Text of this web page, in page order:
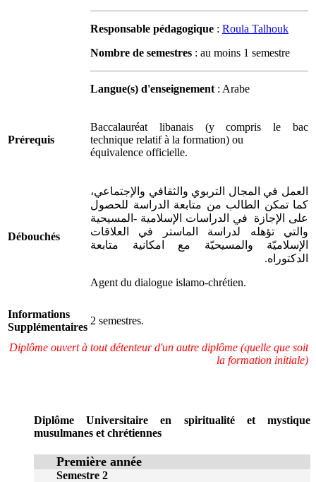
Responsable pédagogique : Roula Talhouk
Nombre de semestres : au moins 1 semestre
Langue(s) d'enseignement: Arabe
Prérequis
Baccalauréat libanais (y compris le bac
technique relatif à la formation) ou
équivalence officielle.
Débouchés
العمل في المجال التربوي والثقافي والإجتماعي،
كما تمكن الطالب من متابعة الدراسة للحصول
على الإجازة في الدراسات الإسلامية -المسيحية
والتي تؤهله لدراسة الماستر في العلاقات
الإسلاميّة والمسيحيّة مع امكانية متابعة
الدكتوراه.
Agent du dialogue islamo-chrétien.
Informations
Supplémentaires
2 semestres.
Diplôme ouvert à tout détenteur d'un autre diplôme (quelle que soit
la formation initiale)
Diplôme Universitaire en spiritualité et mystique
musulmanes et chrétiennes
Première année
Semestre 2